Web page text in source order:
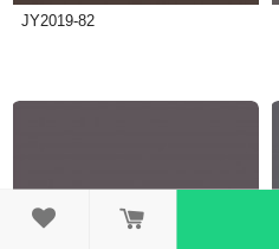

JY2019-82